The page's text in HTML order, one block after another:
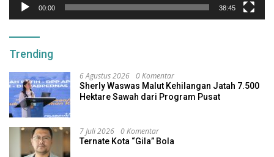
00:00 38:45
Trending
6 Agustus 2026 0 Komentar
Sherly Waswas Malut Kehilangan Jatah 7.500
Hektare Sawah dari Program Pusat
7 Juli 2026 0 Komentar
Ternate Kota “Gila” Bola